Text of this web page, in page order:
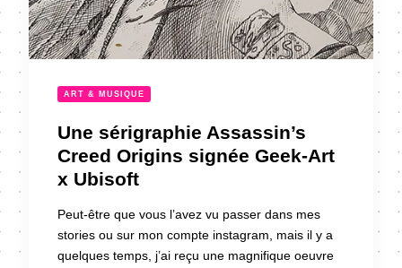
ART & MUSIQUE
Une sérigraphie Assassin’s
Creed Origins signée Geek-Art
x Ubisoft
Peut-être que vous l’avez vu passer dans mes
stories ou sur mon compte instagram, mais il y a
quelques temps, j’ai reçu une magnifique oeuvre